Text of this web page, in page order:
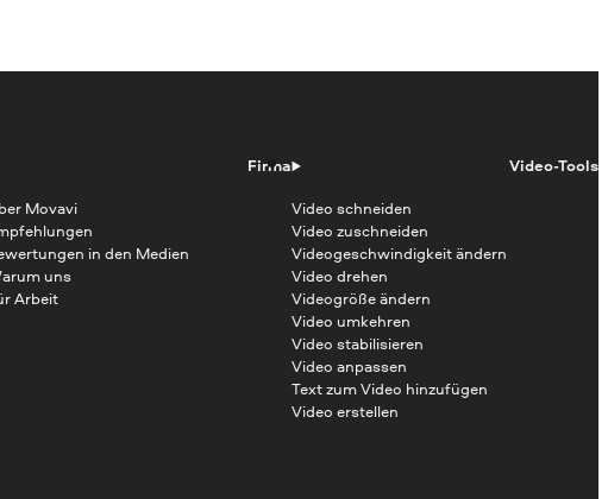
Firma
Movavi
in den Medien
uns
Arbeit
Video-Tools
Video schneiden
Video zuschneiden
Videogeschwindigkeit ändern
Video drehen
Videogröße ändern
Video umkehren
Video stabilisieren
Video anpassen
Text zum Video hinzufügen
Video erstellen